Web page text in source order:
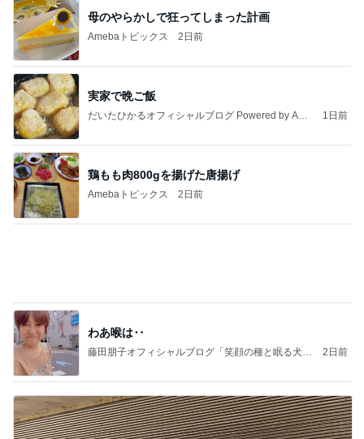
実家で晩ご飯
だいたひかるオフィシャルブログ Powered by Ame
鶏もも肉800gを揚げた唐揚げ
Amebaトピックス 2日前
わあ喉は‥
藤田朋子オフィシャルブログ「笑顔の種と眠る犬」
仕事合間に誘ってくれた外食ランチ